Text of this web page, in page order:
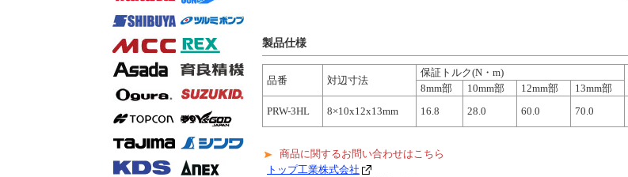
製品仕様
品番 対辺寸法
保証トルク(N・m)
8mm部 10mm部 12mm部
13mm部
PRW-3HL
8×10x12x13mm 16.8 28.0 60.0 70.0
商品に関するお問い合わせはこちら
トップ工業株式会社